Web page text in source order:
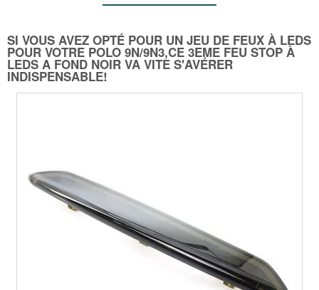
SI VOUS AVEZ OPTÉ POUR UN JEU DE FEUX À LEDS
POUR VOTRE POLO 9N/9N3,CE 3EME FEU STOP À
LEDS A FOND NOIR VA VITE S'AVÉRER
INDISPENSABLE!